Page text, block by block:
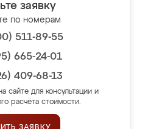
заявку
по номерам
511-89-55
665-24-01
409-68-13
сайте для консультации и
расчёта стоимости.